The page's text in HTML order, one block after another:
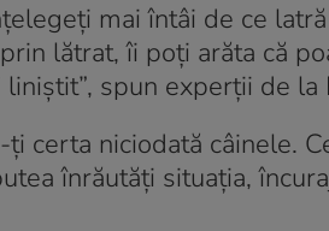
mai întâi de ce
lătrat, îi poți arăta că
spun experții de la
certa niciodată câinele.
înrăutăți situația,